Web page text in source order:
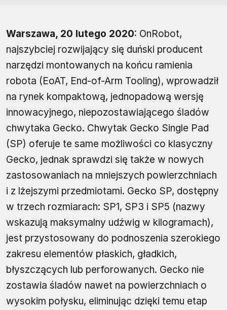
Warszawa, 20 lutego 2020: OnRobot,
najszybciej rozwijający się duński producent
narzędzi montowanych na końcu ramienia
robota (EoAT, End-of-Arm Tooling), wprowadził
na rynek kompaktową, jednopadową wersję
innowacyjnego, niepozostawiającego śladów
chwytaka Gecko. Chwytak Gecko Single Pad
(SP) oferuje te same możliwości co klasyczny
Gecko, jednak sprawdzi się także w nowych
zastosowaniach na mniejszych powierzchniach
i z lżejszymi przedmiotami. Gecko SP, dostępny
w trzech rozmiarach: SP1, SP3 i SP5 (nazwy
wskazują maksymalny udźwig w kilogramach),
jest przystosowany do podnoszenia szerokiego
zakresu elementów płaskich, gładkich,
błyszczących lub perforowanych. Gecko nie
zostawia śladów nawet na powierzchniach o
wysokim połysku, eliminując dzięki temu etap